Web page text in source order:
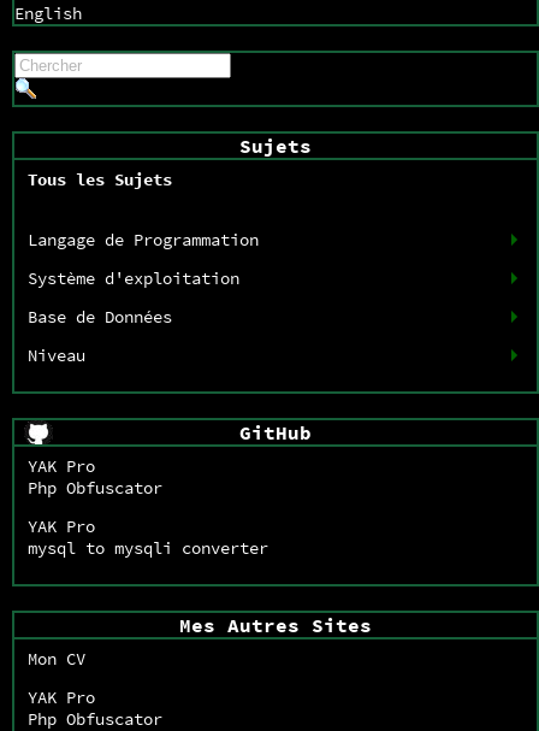
English
Sujets
Tous les Sujets
Langage de Programmation
Système d'exploitation
Base de Données
Niveau
GitHub
YAK Pro
Php Obfuscator
YAK Pro
mysql to mysqli converter
Mes Autres Sites
Mon CV
YAK Pro
Php Obfuscator